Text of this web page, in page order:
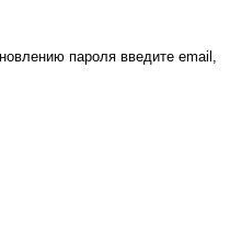
пароля введите email,